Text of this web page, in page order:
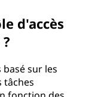
d'accès
sur les
tâches